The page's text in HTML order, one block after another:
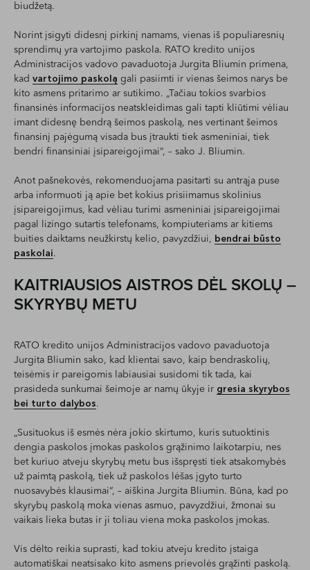
biudžetą.
Norint įsigyti didesnį pirkinį namams, vienas iš populiaresnių
sprendimų yra vartojimo paskola. RATO kredito unijos
Administracijos vadovo pavaduotoja Jurgita Bliumin primena,
kad vartojimo paskolą gali pasiimti ir vienas šeimos narys be
kito asmens pritarimo ar sutikimo. „Tačiau tokios svarbios
finansinės informacijos neatskleidimas gali tapti kliūtimi vėliau
imant didesnę bendrą šeimos paskolą, nes vertinant šeimos
finansinį pajėgumą visada bus įtraukti tiek asmeniniai, tiek
bendri finansiniai įsipareigojimai“, – sako J. Bliumin.
Anot pašnekovės, rekomenduojama pasitarti su antrąja puse
arba informuoti ją apie bet kokius prisiimamus skolinius
įsipareigojimus, kad vėliau turimi asmeniniai įsipareigojimai
pagal lizingo sutartis telefonams, kompiuteriams ar kitiems
buities daiktams neužkirstų kelio, pavyzdžiui, bendrai būsto
paskolai.
KAITRIAUSIOS AISTROS DĖL SKOLŲ –
SKYRYBŲ METU
RATO kredito unijos Administracijos vadovo pavaduotoja
Jurgita Bliumin sako, kad klientai savo, kaip bendraskolių,
teisėmis ir pareigomis labiausiai susidomi tik tada, kai
prasideda sunkumai šeimoje ar namų ūkyje ir gresia skyrybos
bei turto dalybos.
„Susituokus iš esmės nėra jokio skirtumo, kuris sutuoktinis
dengia paskolos įmokas paskolos grąžinimo laikotarpiu, nes
bet kuriuo atveju skyrybų metu bus išspręsti tiek atsakomybės
už paimtą paskolą, tiek už paskolos lėšas įgyto turto
nuosavybės klausimai“, – aiškina Jurgita Bliumin. Būna, kad po
skyrybų paskolą moka vienas asmuo, pavyzdžiui, žmonai su
vaikais lieka butas ir ji toliau viena moka paskolos įmokas.
Vis dėlto reikia suprasti, kad tokiu atveju kredito įstaiga
automatiškai neatsisako kito asmens prievolės grąžinti paskolą.